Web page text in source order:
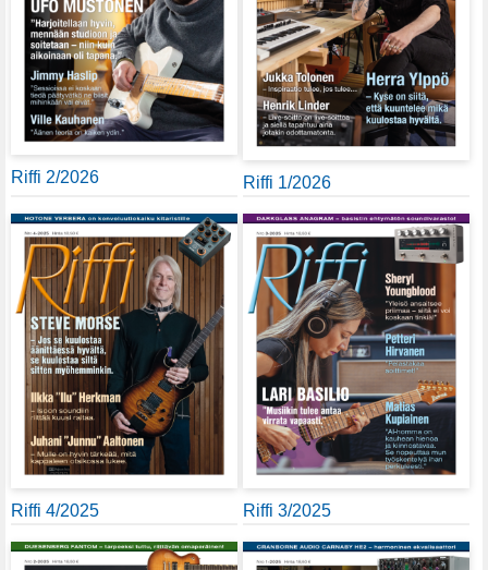
Riffi 2/2026 Riffi 1/2026
Riffi 4/2025 Riffi 3/2025